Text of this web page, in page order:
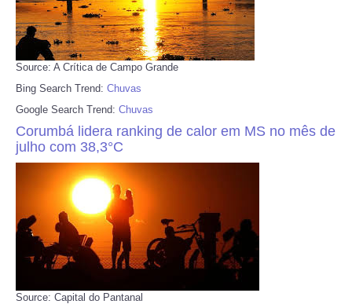
Source: A Crítica de Campo Grande
Bing Search Trend: Chuvas
Google Search Trend: Chuvas
Corumbá lidera ranking de calor em MS no mês de
julho com 38,3°C
Source: Capital do Pantanal